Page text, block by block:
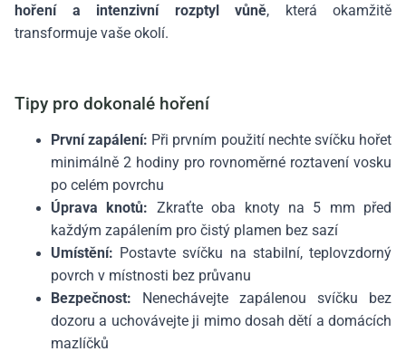
hoření a intenzivní rozptyl vůně, která okamžitě
transformuje vaše okolí.
Tipy pro dokonalé hoření
První zapálení: Při prvním použití nechte svíčku hořet
minimálně 2 hodiny pro rovnoměrné roztavení vosku
po celém povrchu
Úprava knotů: Zkraťte oba knoty na 5 mm před
každým zapálením pro čistý plamen bez sazí
Umístění: Postavte svíčku na stabilní, teplovzdorný
povrch v místnosti bez průvanu
Bezpečnost: Nenechávejte zapálenou svíčku bez
dozoru a uchovávejte ji mimo dosah dětí a domácích
mazlíčků